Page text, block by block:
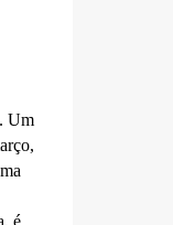
Um
é